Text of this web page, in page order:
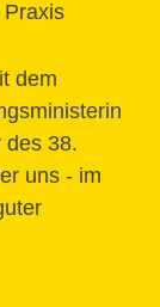
dem
des 38.
uns - im